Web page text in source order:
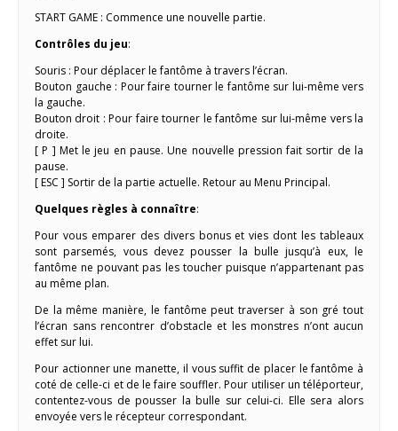
START GAME : Commence une nouvelle partie.
Contrôles du jeu:
Souris : Pour déplacer le fantôme à travers l’écran.
Bouton gauche : Pour faire tourner le fantôme sur lui-même vers
la gauche.
Bouton droit : Pour faire tourner le fantôme sur lui-même vers la
droite.
[ P ] Met le jeu en pause. Une nouvelle pression fait sortir de la
pause.
[ ESC ] Sortir de la partie actuelle. Retour au Menu Principal.
Quelques règles à connaître:
Pour vous emparer des divers bonus et vies dont les tableaux
sont parsemés, vous devez pousser la bulle jusqu’à eux, le
fantôme ne pouvant pas les toucher puisque n’appartenant pas
au même plan.
De la même manière, le fantôme peut traverser à son gré tout
l’écran sans rencontrer d’obstacle et les monstres n’ont aucun
effet sur lui.
Pour actionner une manette, il vous suffit de placer le fantôme à
coté de celle-ci et de le faire souffler. Pour utiliser un téléporteur,
contentez-vous de pousser la bulle sur celui-ci. Elle sera alors
envoyée vers le récepteur correspondant.